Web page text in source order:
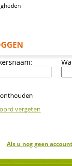
vergeten
Als u nog geen